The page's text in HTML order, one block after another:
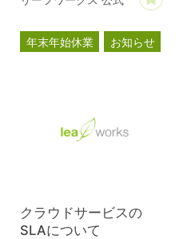
年末年始休業 お知らせ
クラウドサービスの
SLAについて